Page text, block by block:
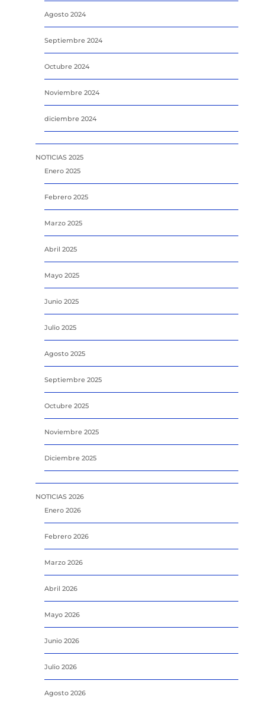
Agosto 2024
Septiembre 2024
Octubre 2024
Noviembre 2024
diciembre 2024
NOTICIAS 2025
Enero 2025
Febrero 2025
Marzo 2025
Abril 2025
Mayo 2025
Junio 2025
Julio 2025
Agosto 2025
Septiembre 2025
Octubre 2025
Noviembre 2025
Diciembre 2025
NOTICIAS 2026
Enero 2026
Febrero 2026
Marzo 2026
Abril 2026
Mayo 2026
Junio 2026
Julio 2026
Agosto 2026